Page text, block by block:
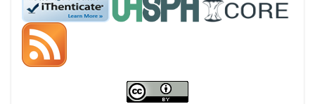
Öndenetimden geçen
makaleler için, 100 Avro
Makale İşletim Ücreti (APC)